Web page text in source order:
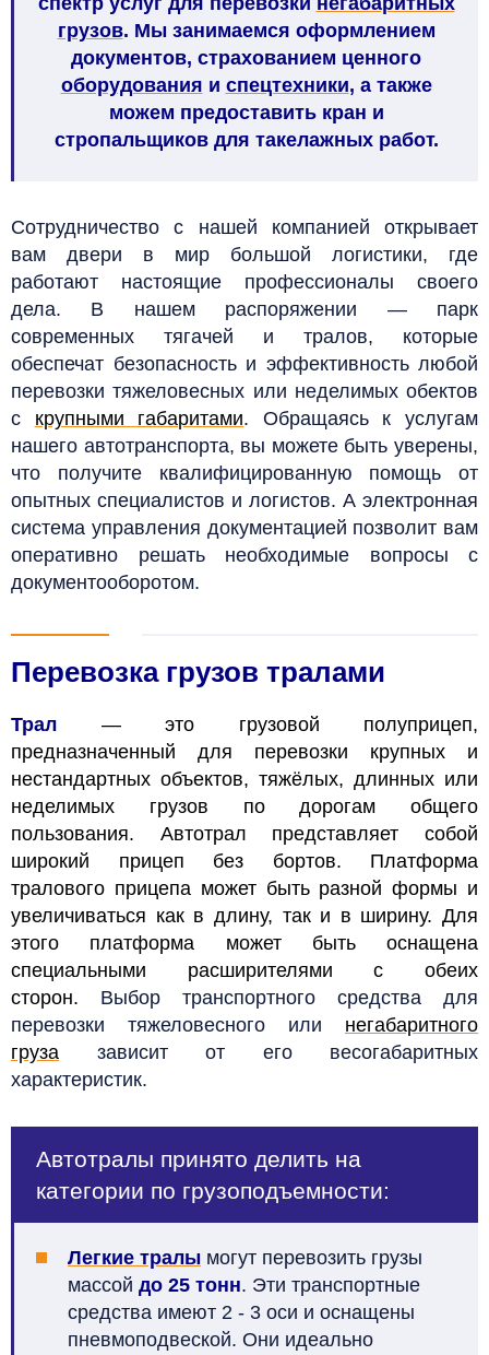
грузов. Мы занимаемся оформлением
документов, страхованием ценного
оборудования и спецтехники, а также
можем предоставить кран и
стропальщиков для такелажных работ.
Сотрудничество с нашей компанией открывает
вам двери в мир большой логистики, где
работают настоящие профессионалы своего
дела. В нашем распоряжении — парк
современных тягачей и тралов, которые
обеспечат безопасность и эффективность любой
перевозки тяжеловесных или неделимых обектов
с крупными габаритами. Обращаясь к услугам
нашего автотранспорта, вы можете быть уверены,
что получите квалифицированную помощь от
опытных специалистов и логистов. А электронная
система управления документацией позволит вам
оперативно решать необходимые вопросы с
документооборотом.
Перевозка грузов тралами
Трал — это грузовой полуприцеп,
предназначенный для перевозки крупных и
нестандартных объектов, тяжёлых, длинных или
неделимых грузов по дорогам общего
пользования. Автотрал представляет собой
широкий прицеп без бортов. Платформа
тралового прицепа может быть разной формы и
увеличиваться как в длину, так и в ширину. Для
этого платформа может быть оснащена
специальными расширителями с обеих
сторон. Выбор транспортного средства для
перевозки тяжеловесного или негабаритного
груза зависит от его весогабаритных
характеристик.
Автотралы принято делить на
категории по грузоподъемности:
Легкие тралы могут перевозить грузы
массой до 25 тонн. Эти транспортные
средства имеют 2 - 3 оси и оснащены
пневмоподвеской. Они идеально